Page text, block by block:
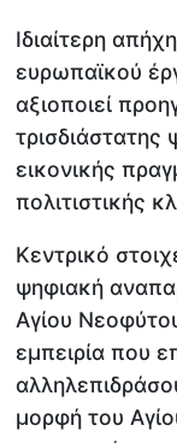
Ιδιαίτερη
ευρωπαϊκού
αξιοποιεί
εικονικής
πολιτιστικής
Κεντρικό
ψηφιακή
Αγίου
εμπειρία που
μορφή του